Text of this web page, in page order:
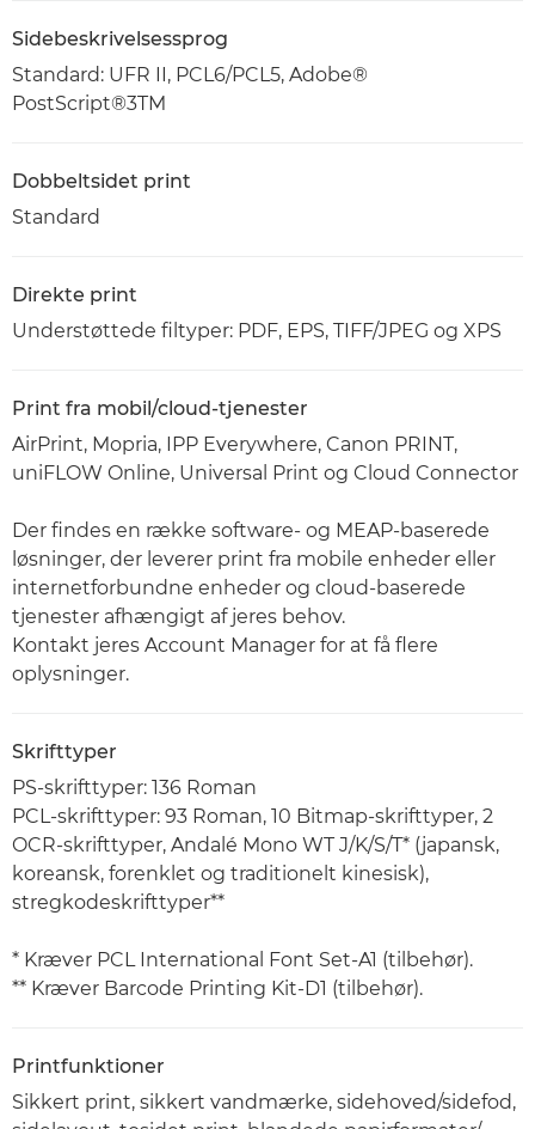
Sidebeskrivelsessprog
Standard: UFR II, PCL6/PCL5, Adobe®
PostScript®3TM
Dobbeltsidet print
Standard
Direkte print
Understøttede filtyper: PDF, EPS, TIFF/JPEG og XPS
Print fra mobil/cloud-tjenester
AirPrint, Mopria, IPP Everywhere, Canon PRINT,
uniFLOW Online, Universal Print og Cloud Connector
Der findes en række software- og MEAP-baserede
løsninger, der leverer print fra mobile enheder eller
internetforbundne enheder og cloud-baserede
tjenester afhængigt af jeres behov.
Kontakt jeres Account Manager for at få flere
oplysninger.
Skrifttyper
PS-skrifttyper: 136 Roman
PCL-skrifttyper: 93 Roman, 10 Bitmap-skrifttyper, 2
OCR-skrifttyper, Andalé Mono WT J/K/S/T* (japansk,
koreansk, forenklet og traditionelt kinesisk),
stregkodeskrifttyper**
* Kræver PCL International Font Set-A1 (tilbehør).
** Kræver Barcode Printing Kit-D1 (tilbehør).
Printfunktioner
Sikkert print, sikkert vandmærke, sidehoved/sidefod,